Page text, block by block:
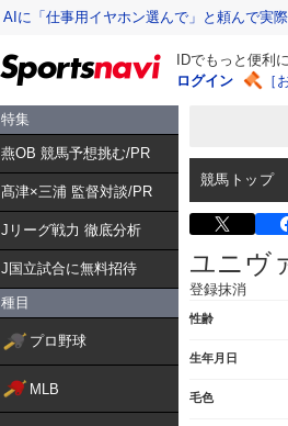
AIに「仕事用イヤホン選んで」と頼んで実
IDでもっと便利に
ログイン
［
特集
燕OB 競馬予想挑む/PR
髙津×三浦 監督対談/PR
Jリーグ戦力 徹底分析
J国立試合に無料招待
種目
プロ野球
MLB
競馬トップ
ユニヴ
登録抹消
性齢
生年月日
毛色